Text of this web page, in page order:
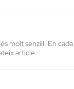
molt senzill. En
article.